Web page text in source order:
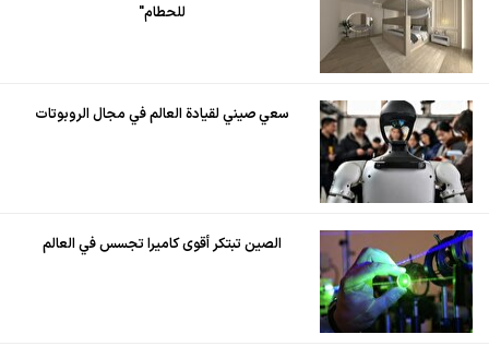
للحطام"
سعي صيني لقيادة العالم في مجال الروبوتات
الصين تبتكر أقوى كاميرا تجسس في العالم